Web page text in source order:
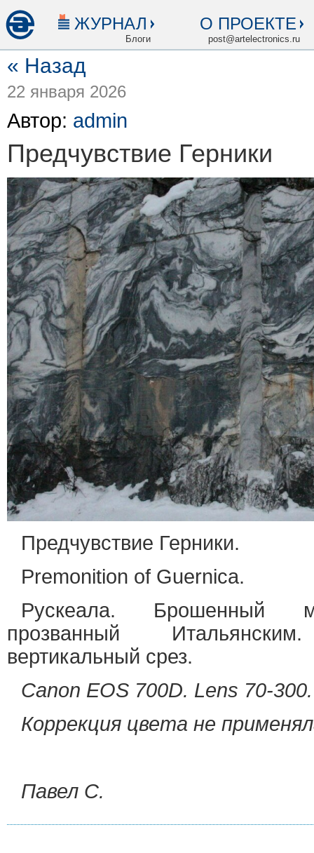
ЖУРНАЛ
Блоги
О ПРОЕКТЕ
post@artelectronics.ru
« Назад
22 января 2026
Автор: admin
Предчувствие Герники
Предчувствие Герники.
Premonition of Guernica.
Рускеала. Брошенный
прозванный
вертикальный срез.
Canon EOS 700D. Lens 70-300.
Коррекция цвета не
Павел С.